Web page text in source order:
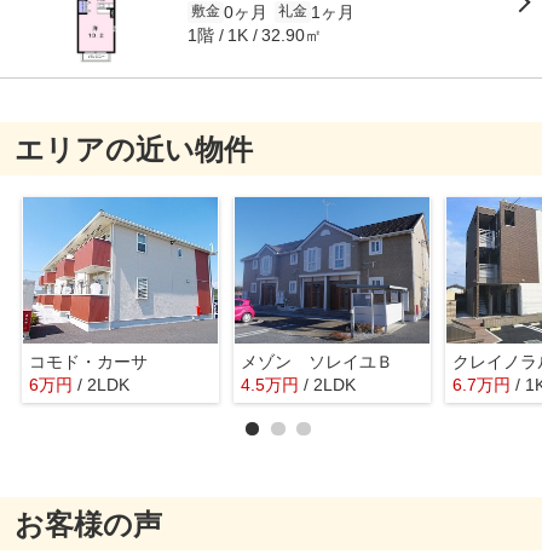
敷金 0ヶ月 礼金 1ヶ月
1階 1K 32.90㎡
エリアの近い物件
コモド・カーサ
6万円 / 2LDK
メゾン ソレイユＢ
4.5万円 / 2LDK
クレイノラ
6.7万円 /
お客様の声